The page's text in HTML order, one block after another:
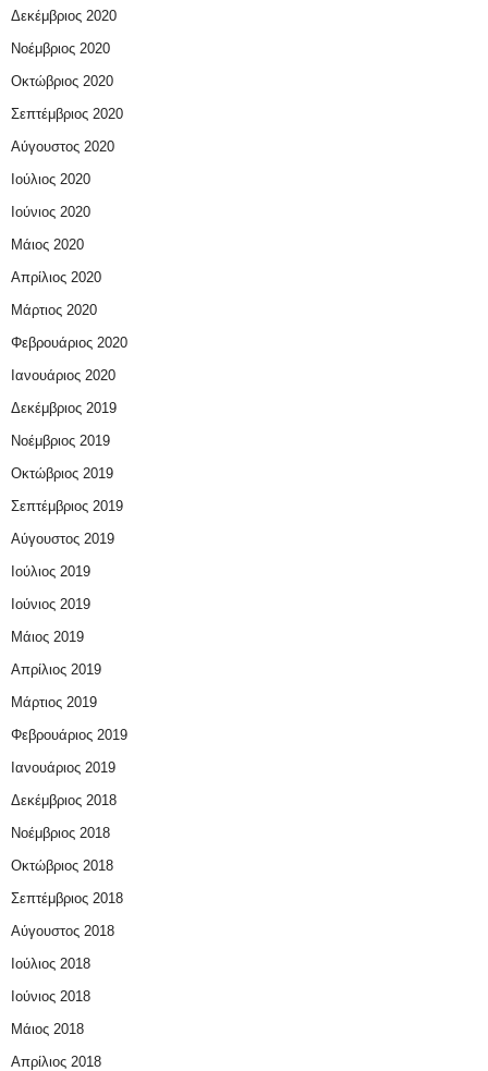
Δεκέμβριος 2020
Νοέμβριος 2020
Οκτώβριος 2020
Σεπτέμβριος 2020
Αύγουστος 2020
Ιούλιος 2020
Ιούνιος 2020
Μάιος 2020
Απρίλιος 2020
Μάρτιος 2020
Φεβρουάριος 2020
Ιανουάριος 2020
Δεκέμβριος 2019
Νοέμβριος 2019
Οκτώβριος 2019
Σεπτέμβριος 2019
Αύγουστος 2019
Ιούλιος 2019
Ιούνιος 2019
Μάιος 2019
Απρίλιος 2019
Μάρτιος 2019
Φεβρουάριος 2019
Ιανουάριος 2019
Δεκέμβριος 2018
Νοέμβριος 2018
Οκτώβριος 2018
Σεπτέμβριος 2018
Αύγουστος 2018
Ιούλιος 2018
Ιούνιος 2018
Μάιος 2018
Απρίλιος 2018